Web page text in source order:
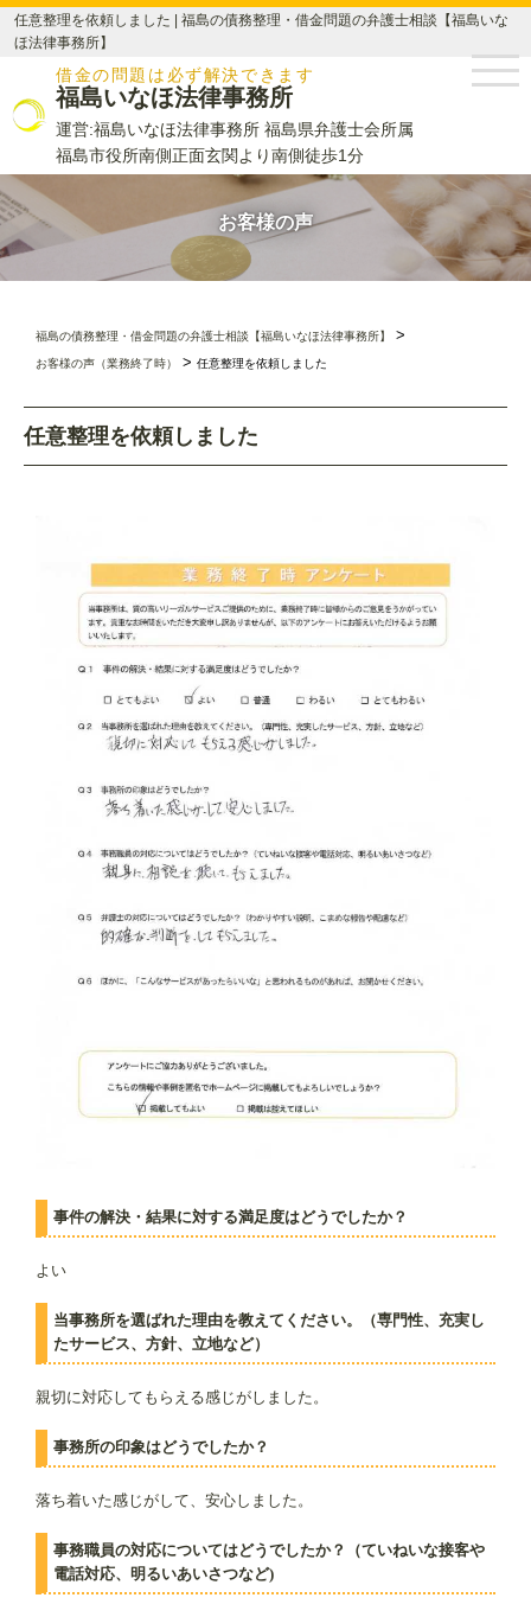
任意整理を依頼しました | 福島の債務整理・借金問題の弁護士相談【福島いな
ほ法律事務所】
借金の問題は必ず解決できます
福島いなほ法律事務所
運営:福島いなほ法律事務所 福島県弁護士会所属
福島市役所南側正面玄関より南側徒歩1分
お客様の声
福島の債務整理・借金問題の弁護士相談【福島いなほ法律事務所】 >
お客様の声（業務終了時） > 任意整理を依頼しました
任意整理を依頼しました
事件の解決・結果に対する満足度はどうでしたか？
よい
当事務所を選ばれた理由を教えてください。（専門性、充実し
たサービス、方針、立地など）
親切に対応してもらえる感じがしました。
事務所の印象はどうでしたか？
落ち着いた感じがして、安心しました。
事務職員の対応についてはどうでしたか？（ていねいな接客や
電話対応、明るいあいさつなど)